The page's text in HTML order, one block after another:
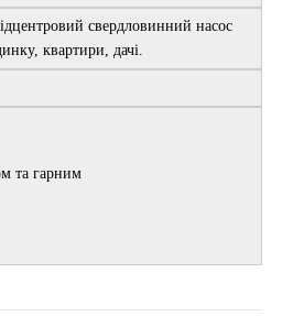
свердловинний насос
квартири, дачі.
та гарним